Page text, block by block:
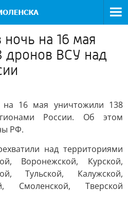
на 16 мая
дронов ВСУ над
16 мая уничтожили 138
России. Об этом
РФ.
над территориями
Воронежской, Курской,
Тульской, Калужской,
Смоленской, Тверской